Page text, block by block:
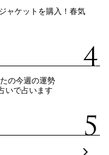
ャケットを購入！春気
の今週の運勢
いで占います